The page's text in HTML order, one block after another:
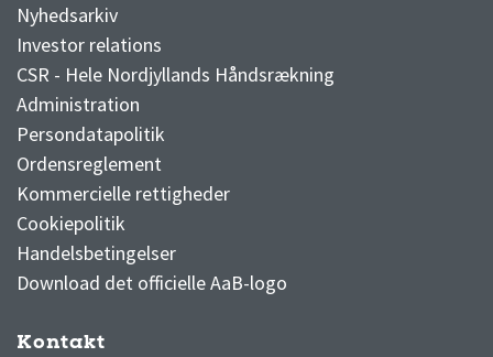
Nyhedsarkiv
Investor relations
CSR - Hele Nordjyllands Håndsrækning
Administration
Persondatapolitik
Ordensreglement
Kommercielle rettigheder
Cookiepolitik
Handelsbetingelser
Download det officielle AaB-logo
Kontakt